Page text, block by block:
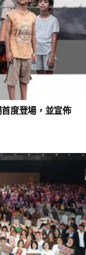
度登場，並宣佈